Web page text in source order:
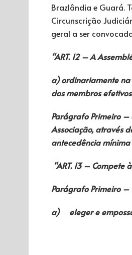
Brazlândia e Guará.
Circunscrição
geral a ser
“ART. 12 – A
a) ordinariamente
dos membros
Parágrafo Primeiro –
Associação, através
antecedência
“ART. 13 – Compete
Parágrafo Primeiro
a) eleger e